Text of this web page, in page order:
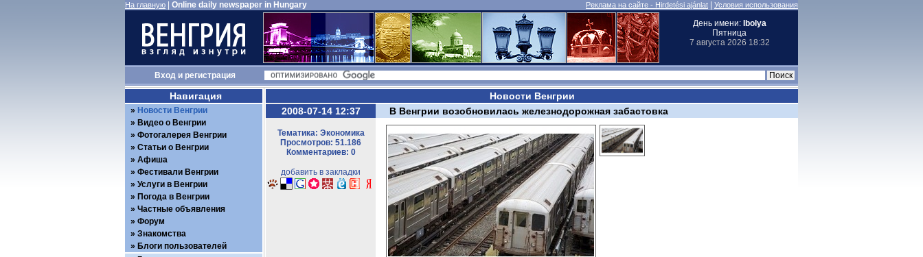
На главную Online daily newspaper in Hungary Реклама на сайте - Hirdetési ajánlat Условия использования
День имени: Ibolya
Пятница
7 августа 2026 18:32
Входи регистрация
Новости Венгрии
2008-07-14 12:37
Тематика: Экономика
Просмотров: 51.186
Комментариев: 0
добавить в закладки
В Венгрии возобновилась железнодорожная забастовка
Навигация
Новости Венгрии
Видео о Венгрии
Фотогалерея Венгрии
Статьи о Венгрии
Афиша
Фестивали Венгрии
Услуги в Венгрии
Погода в Венгрии
Частные объявления
Форум
Знакомства
Блоги пользователей